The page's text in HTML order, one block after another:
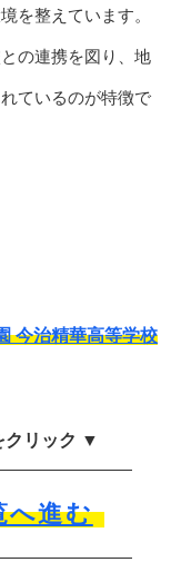
を整えています。
の連携を図り、地
ているのが特徴で
今治精華高等学校
クリック ▼
へ進む